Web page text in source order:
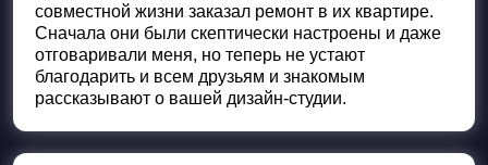
совместной жизни заказал ремонт в их квартире.
Сначала они были скептически настроены и даже
отговаривали меня, но теперь не устают
благодарить и всем друзьям и знакомым
рассказывают о вашей дизайн-студии.